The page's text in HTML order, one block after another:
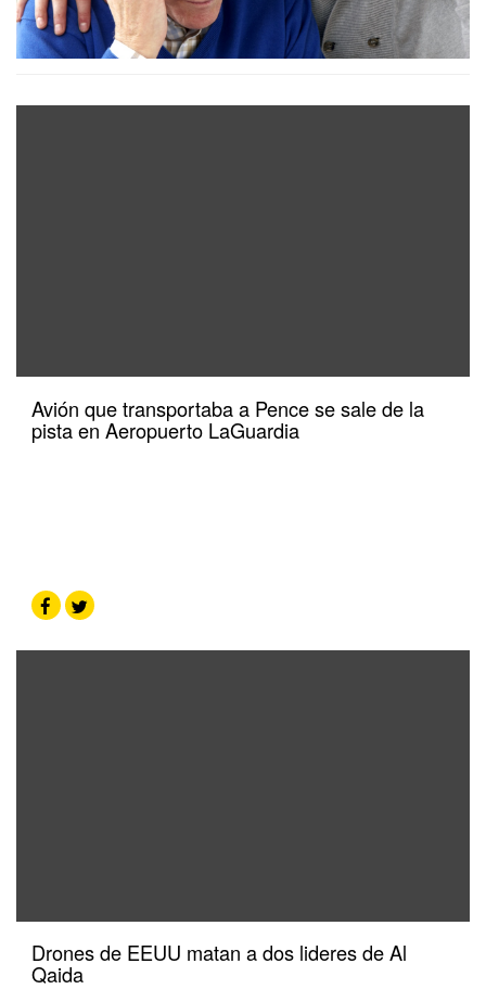
Avión que transportaba a Pence se sale de la
pista en Aeropuerto LaGuardia
Drones de EEUU matan a dos lideres de Al
Qaida